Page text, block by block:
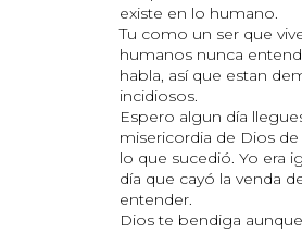
existe en lo humano.
Tu como un ser que
humanos nunca
habla, así que estan
incidiosos.
Espero algun día
misericordia de Dios
lo que sucedió. Yo era
día que cayó la venda
entender.
Dios te bendiga